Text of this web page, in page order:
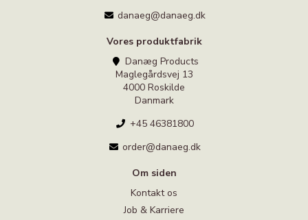
danaeg@danaeg.dk
Vores produktfabrik
Danæg Products
Maglegårdsvej 13
4000 Roskilde
Danmark
+45 46381800
order@danaeg.dk
Om siden
Kontakt os
Job & Karriere